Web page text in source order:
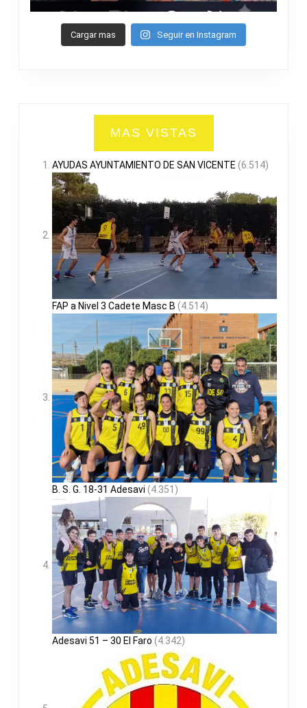
Cargar mas Seguir en Instagram
MAS VISTAS
AYUDAS AYUNTAMIENTO DE SAN VICENTE (6.514)
FAP a Nivel 3 Cadete Masc B (4.514)
B. S. G. 18-31 Adesavi (4.351)
Adesavi 51 – 30 El Faro (4.342)